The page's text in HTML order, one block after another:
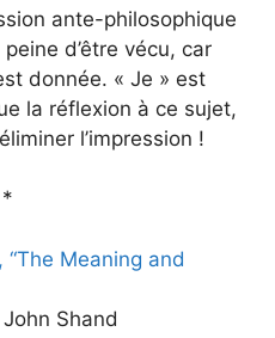
ante-philosophique
d’être vécu, car
donnée. « Je » est
la réflexion à ce sujet,
l’impression !
*
Meaning and
John Shand